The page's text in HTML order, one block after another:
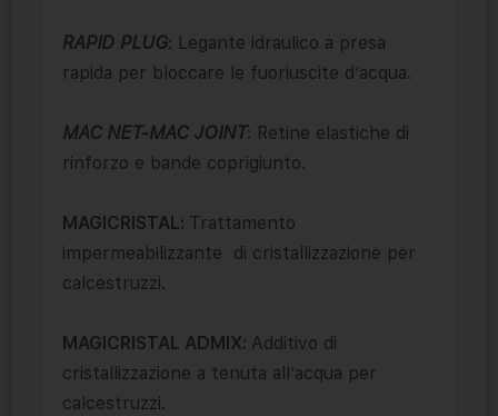
RAPID PLUG: Legante idraulico a presa
rapida per bloccare le fuoriuscite d’acqua.
MAC NET-MAC JOINT: Retine elastiche di
rinforzo e bande coprigiunto.
MAGICRISTAL: Trattamento
impermeabilizzante di cristallizzazione per
calcestruzzi.
MAGICRISTAL ADMIX: Additivo di
cristallizzazione a tenuta all’acqua per
calcestruzzi.